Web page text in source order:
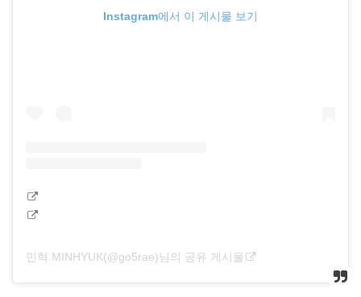
Instagram에서 이 게시물 보기
민혁 MINHYUK(@go5rae)님의 공유 게시물